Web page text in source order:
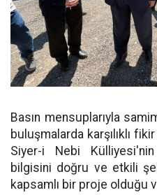
Basın mensuplarıyla
buluşmalarda karşılıklı
Siyer-i Nebi
bilgisini doğru ve etkili
kapsamlı bir proje olduğu